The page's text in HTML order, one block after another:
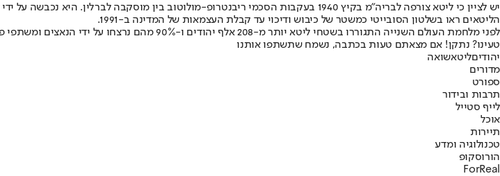
הליטאים ראו בשלטון הסובייטי כמשטר של כיבוש ודיכוי עד קבלת העצמאות של המדינה ב-1991.
לפני מלחמת העולם השנייה התגוררו בשטחי ליטא יותר מ-208 אלף יהודים ו-90% מהם נרצחו על ידי הנאצים ומשתפי פעולה ליטאים. עם זאת, 877 ליטאים הצילו יהודים והוכרו כחסידי אומות עולם.
טעינו? נתקן! אם מצאתם טעות בכתבה, נשמח שתשתפו אותנו
יהודיםליטאשואה
מדורים
ספורט
תרבות ובידור
לייף סטייל
אוכל
תיירות
טכנולוגיה ומדע
הורוסקופ
ForReal